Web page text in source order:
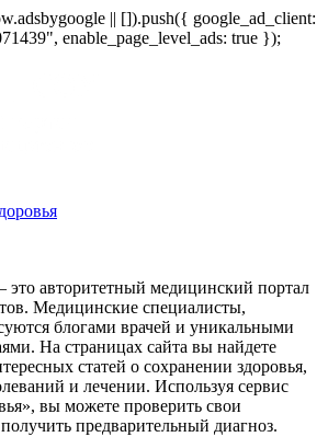
|| []).push({ google_ad_client:
enable_page_level_ads: true });
авторитетный медицинский портал
Медицинские специалисты,
блогами врачей и уникальными
На страницах сайта вы найдете
статей о сохранении здоровья,
и лечении. Используя сервис
вы можете проверить свои
предварительный диагноз.